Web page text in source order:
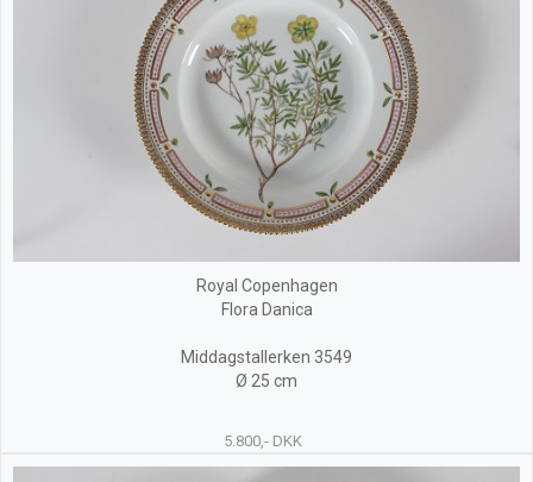
Royal Copenhagen
Flora Danica
Middagstallerken 3549
Ø 25 cm
5.800,- DKK